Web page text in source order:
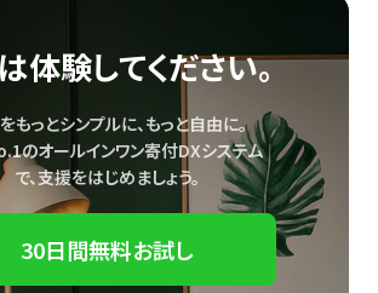
体験してください。
もっとシンプルに、もっと自由に。
のオールインワン寄付DXシステム
で、支援をはじめましょう。
30日間無料お試し